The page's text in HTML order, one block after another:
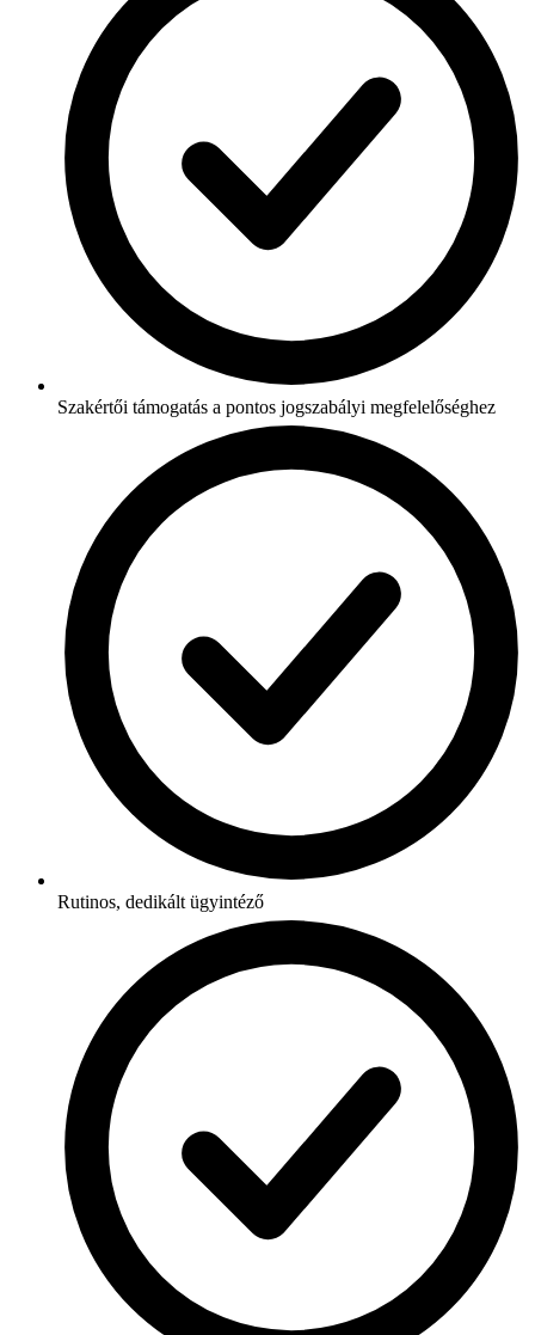
Szakértői támogatás a pontos jogszabályi megfelelőséghez
Rutinos, dedikált ügyintéző